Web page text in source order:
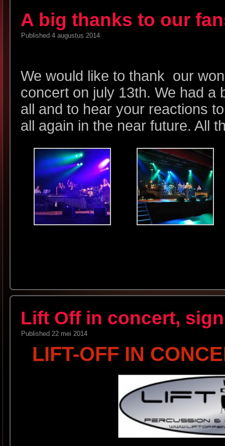
A big thanks to our
Published 4 augustus 2014
We would like to thank our
concert on july 13th. We had a
all and to hear your reactions
all again in the near future. All
Lift Off in concert,
Published 22 mei 2014
LIFT-OFF IN